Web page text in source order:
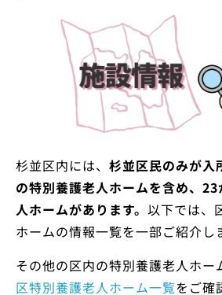
杉並区内には、 杉並区民のみが入
の特別養護老人ホームを含め、
人ホームがあります。 以下では、
ホームの情報一覧を一部ご紹介し
その他の区内の特別養護老人ホー
区特別養護老人ホーム一覧をご確